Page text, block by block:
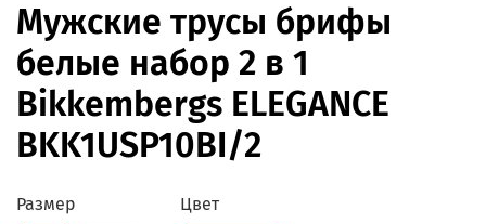
Мужские трусы брифы
белые набор 2 в 1
Bikkembergs ELEGANCE
BKK1USP10BI/2
Размер Цвет